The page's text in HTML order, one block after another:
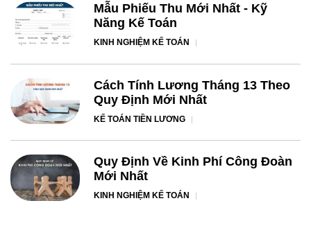
Mẫu Phiếu Thu Mới Nhất - Kỹ
Năng Kế Toán
KINH NGHIỆM KẾ TOÁN
Cách Tính Lương Tháng 13 Theo
Quy Định Mới Nhất
KẾ TOÁN TIỀN LƯƠNG
Quy Định Về Kinh Phí Công Đoàn
Mới Nhất
KINH NGHIỆM KẾ TOÁN